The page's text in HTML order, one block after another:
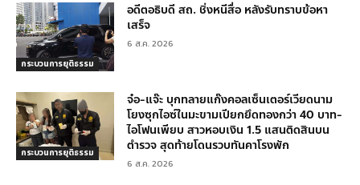
กระบวนการยุติธรรม
อดีตอธิบดี สถ. ชิ่งหนีสื่อ หลังรับทราบข้อหา
เสร็จ
6 ส.ค. 2026
กระบวนการยุติธรรม
จ๋อ-แจ๊ะ บุกทลายแก๊งคอลเซ็นเตอร์เวียดนาม
โยงซุกไอซ์ในมะขามเปียกยึดทองกว่า 40 บาท-
ไอโฟนเพียบ สาวหอบเงิน 1.5 แสนติดสินบน
ตำรวจ สุดท้ายโดนรวบทันคาโรงพัก
6 ส.ค. 2026